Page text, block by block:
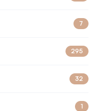
7
295
32
1